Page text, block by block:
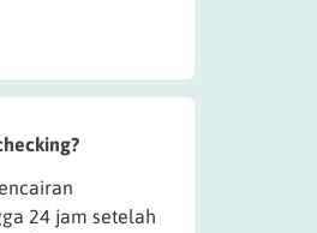
24 jam setelah